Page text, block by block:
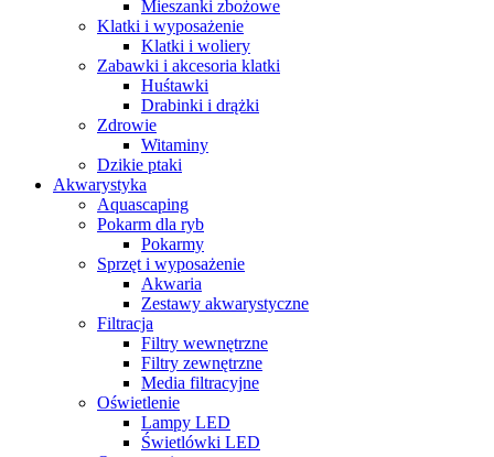
Mieszanki zbożowe
Klatki i wyposażenie
Klatki i woliery
Zabawki i akcesoria klatki
Huśtawki
Drabinki i drążki
Zdrowie
Witaminy
Dzikie ptaki
Akwarystyka
Aquascaping
Pokarm dla ryb
Pokarmy
Sprzęt i wyposażenie
Akwaria
Zestawy akwarystyczne
Filtracja
Filtry wewnętrzne
Filtry zewnętrzne
Media filtracyjne
Oświetlenie
Lampy LED
Świetlówki LED